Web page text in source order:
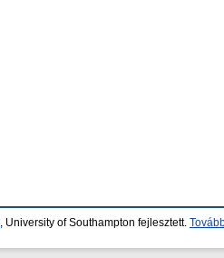
, University of Southampton fejlesztett.